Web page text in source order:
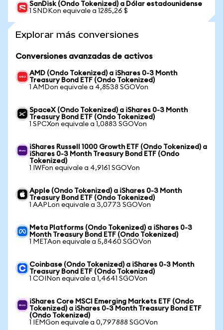
SanDisk (Ondo Tokenized) a Dólar estadounidense
1 SNDKon equivale a 1285,26 $
Explorar más conversiones
Conversiones avanzadas de activos
AMD (Ondo Tokenized) a iShares 0-3 Month
Treasury Bond ETF (Ondo Tokenized)
1 AMDon equivale a 4,8538 SGOVon
SpaceX (Ondo Tokenized) a iShares 0-3 Month
Treasury Bond ETF (Ondo Tokenized)
1 SPCXon equivale a 1,0883 SGOVon
iShares Russell 1000 Growth ETF (Ondo Tokenized) a
iShares 0-3 Month Treasury Bond ETF (Ondo
Tokenized)
1 IWFon equivale a 4,9161 SGOVon
Apple (Ondo Tokenized) a iShares 0-3 Month
Treasury Bond ETF (Ondo Tokenized)
1 AAPLon equivale a 3,0773 SGOVon
Meta Platforms (Ondo Tokenized) a iShares 0-3
Month Treasury Bond ETF (Ondo Tokenized)
1 METAon equivale a 5,8460 SGOVon
Coinbase (Ondo Tokenized) a iShares 0-3 Month
Treasury Bond ETF (Ondo Tokenized)
1 COINon equivale a 1,4641 SGOVon
iShares Core MSCI Emerging Markets ETF (Ondo
Tokenized) a iShares 0-3 Month Treasury Bond ETF
(Ondo Tokenized)
1 IEMGon equivale a 0,797888 SGOVon